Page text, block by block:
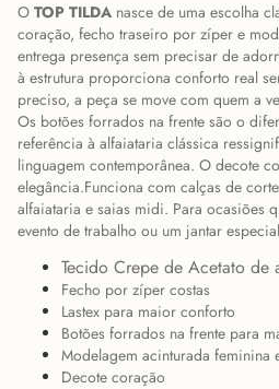
O TOP TILDA nasce de uma escolha
coração, fecho traseiro por zíper e
entrega presença sem precisar de
à estrutura proporciona conforto real
preciso, a peça se move com quem a
Os botões forrados na frente são o
referência à alfaiataria clássica
linguagem contemporânea. O decote
elegância.Funciona com calças de
alfaiataria e saias midi. Para ocasiões
evento de trabalho ou um jantar
Tecido Crepe de Acetato de
Fecho por zíper costas
Lastex para maior conforto
Botões forrados na frente para
Modelagem acinturada feminina
Decote coração